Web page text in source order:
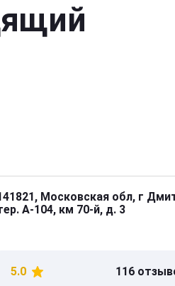
Московская обл, г
А-104, км 70-й, д. 3
5.0 116